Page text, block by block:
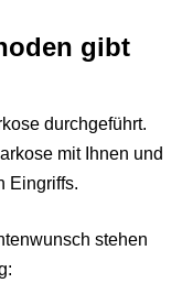
gibt
durchgeführt.
mit Ihnen und
Eingriffs.
stehen